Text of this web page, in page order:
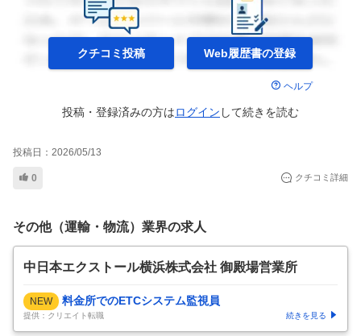
クチコミ投稿 Web履歴書の登録
ヘルプ
投稿・登録済みの方はログイン して続きを読む
投稿日： 2026/05/13
0 クチコミ詳細
その他（運輸・物流）業界の求人
中日本エクストール横浜株式会社 御殿場営業所
NEW 料金所でのETCシステム監視員
提供：クリエイト転職 続きを見る